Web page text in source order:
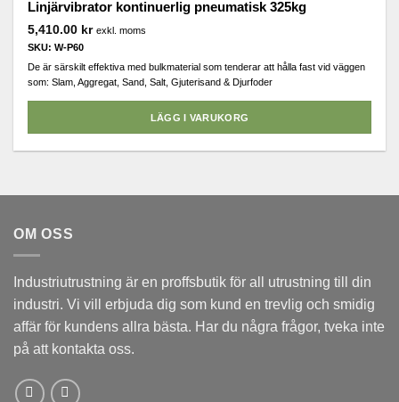
Linjärvibrator kontinuerlig pneumatisk 325kg
5,410.00 kr exkl. moms
SKU: W-P60
De är särskilt effektiva med bulkmaterial som tenderar att hålla fast vid väggen
som: Slam, Aggregat, Sand, Salt, Gjuterisand & Djurfoder
LÄGG I VARUKORG
OM OSS
Industriutrustning är en proffsbutik för all utrustning till din
industri. Vi vill erbjuda dig som kund en trevlig och smidig
affär för kundens allra bästa. Har du några frågor, tveka inte
på att kontakta oss.